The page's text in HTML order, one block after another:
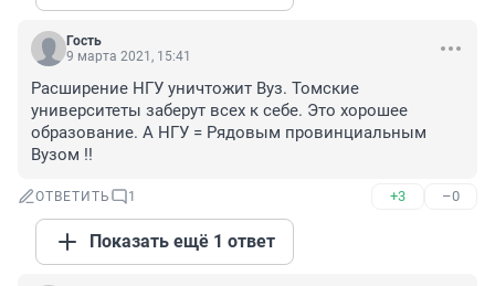
Гость
9 марта 2021, 15:41
Расширение НГУ уничтожит Вуз. Томские
университеты заберут всех к себе. Это хорошее
образование. А НГУ = Рядовым провинциальным
Вузом !!
ОТВЕТИТЬ 1 +3 –0
Показать ещё 1 ответ